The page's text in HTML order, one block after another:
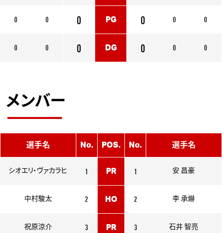
0 0
0 0
0
PG
0
0
DG 0
0 0
0 0
メンバー
選手名 No. POS. No. 選手名
シオエリ・ヴァカラヒ 1 PR 1 安 昌豪
中村駿太 2 HO 2 李 承爀
祝原涼介 3 PR 3 石井 智亮